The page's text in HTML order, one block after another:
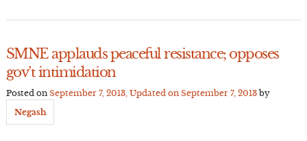
SMNE applauds peaceful resistance; opposes
gov’t intimidation
Posted on September 7, 2013, Updated on September 7, 2013by
Negash